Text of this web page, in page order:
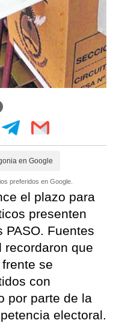
en Google
preferidos en Google.
el plazo para
presenten
PASO. Fuentes
recordaron que
se
con
por parte de la
electoral.